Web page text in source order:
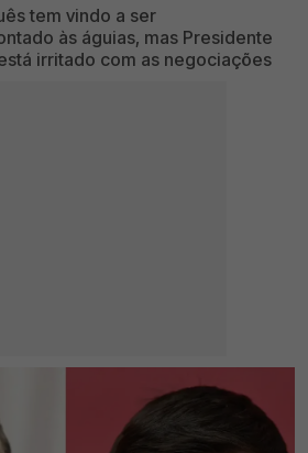
tem vindo a ser
às águias, mas Presidente
irritado com as negociações